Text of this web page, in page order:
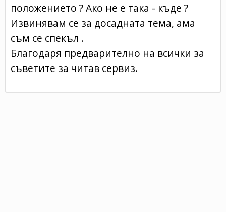
положението ? Ако не е така - къде ?
Извинявам се за досадната тема, ама
съм се спекъл .
Благодаря предварително на всички за
съветите за читав сервиз.